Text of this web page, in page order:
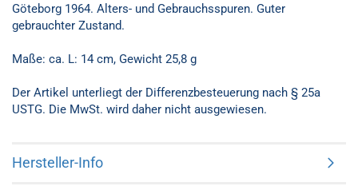
Göteborg 1964. Alters- und Gebrauchsspuren. Guter
gebrauchter Zustand.
Maße: ca. L: 14 cm, Gewicht 25,8 g
Der Artikel unterliegt der Differenzbesteuerung nach § 25a
USTG. Die MwSt. wird daher nicht ausgewiesen.
Hersteller-Info